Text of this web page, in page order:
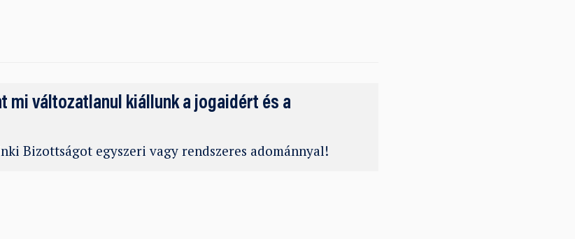
mi változatlanul kiállunk a jogaidért és a
Bizottságot egyszeri vagy rendszeres adománnyal!